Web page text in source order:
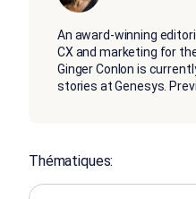
An award-winning
CX and marketing for
Ginger Conlon is
stories at Genesys.
Thématiques: